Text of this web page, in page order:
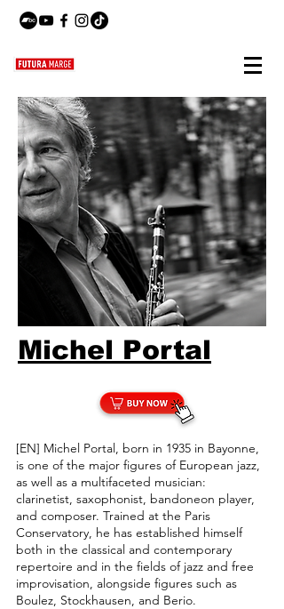
Michel Portal
[EN] Michel Portal, born in 1935 in Bayonne,
is one of the major figures of European jazz,
as well as a multifaceted musician:
clarinetist, saxophonist, bandoneon player,
and composer. Trained at the Paris
Conservatory, he has established himself
both in the classical and contemporary
repertoire and in the fields of jazz and free
improvisation, alongside figures such as
Boulez, Stockhausen, and Berio.